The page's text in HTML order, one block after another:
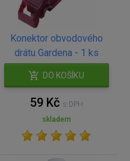
Konektor obvodového
drátu Gardena - 1 ks
DO KOŠÍKU
59 Kč s DPH
skladem